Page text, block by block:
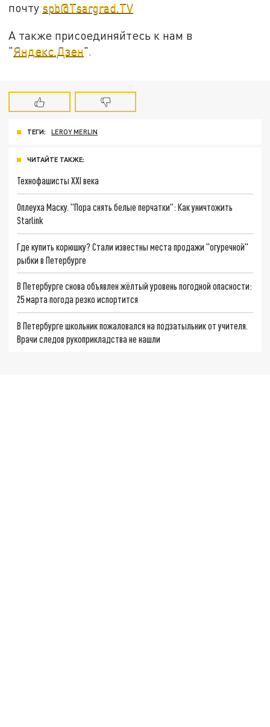
почту spb@Tsargrad.TV
А также присоединяйтесь к нам в
"Яндекс.Дзен".
ТЕГИ: LEROY MERLIN
ЧИТАЙТЕ ТАКЖЕ:
Технофашисты XXI века
Оплеуха Маску. "Пора снять белые перчатки": Как уничтожить
Starlink
Где купить корюшку? Стали известны места продажи "огуречной"
рыбки в Петербурге
В Петербурге снова объявлен жёлтый уровень погодной опасности:
25 марта погода резко испортится
В Петербурге школьник пожаловался на подзатыльник от учителя.
Врачи следов рукоприкладства не нашли